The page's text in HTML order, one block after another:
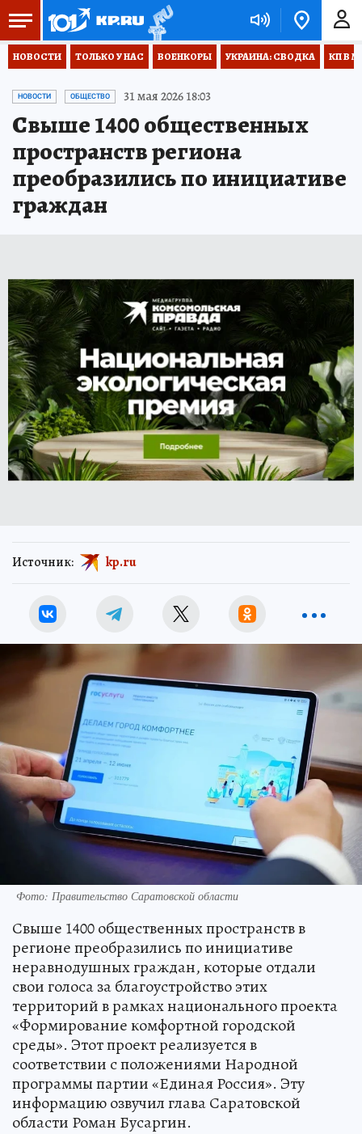
НОВОСТИ ТОЛЬКО У НАС ВОЕНКОРЫ УКРАИНА: СВОДКА КП В
НОВОСТИ ОБЩЕСТВО 31 мая 2026 18:03
Свыше 1400 общественных
пространств региона
преобразились по инициативе
граждан
Источник: kp.ru
Фото: Правительство Саратовской области
Свыше 1400 общественных пространств в
регионе преобразились по инициативе
неравнодушных граждан, которые отдали
свои голоса за благоустройство этих
территорий в рамках национального проекта
«Формирование комфортной городской
среды». Этот проект реализуется в
соответствии с положениями Народной
программы партии «Единая Россия». Эту
информацию озвучил глава Саратовской
области Роман Бусаргин.